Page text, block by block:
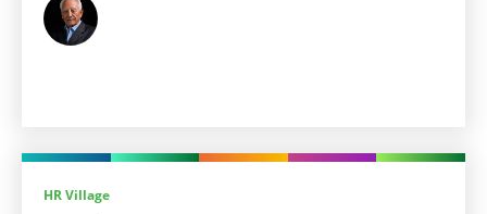
HR Village